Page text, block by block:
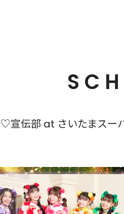
♡宣伝部 at さいたまスー